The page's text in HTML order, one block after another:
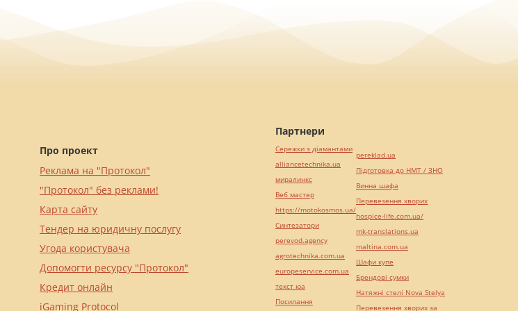
Про проект
Реклама на "Протокол"
"Протокол" без реклами!
Карта сайту
Тендер на юридичну послугу
Угода користувача
Допомогти ресурсу "Протокол"
Кредит онлайн
iGaming Protocol
Партнери
Сережки з діамантами
alliancetechnika.ua
миралинкс
Веб мастер
https://motokosmos.ua/
Синтезатори
perevod.agency
agrotechnika.com.ua
europeservice.com.ua
текст юа
Посилання
pereklad.ua
Підготовка до НМТ / ЗНО
Винна шафа
Перевезення хворих
hospice-life.com.ua/
mk-translations.ua
maltina.com.ua
Шафи купе
Брендові сумки
Натяжні стелі Nova Stelya
Перевезення хворих за